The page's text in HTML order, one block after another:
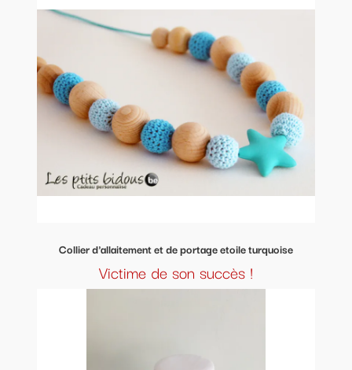
Collier d'allaitement et de portage etoile turquoise
Victime de son succès !